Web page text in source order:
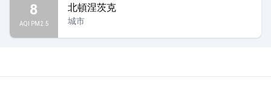
8
AQI PM2.5
北頓涅茨克
城市